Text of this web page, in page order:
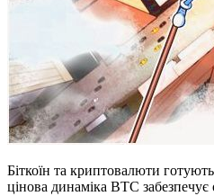
Біткоїн та криптовалюти
цінова динаміка BTC забезпечує